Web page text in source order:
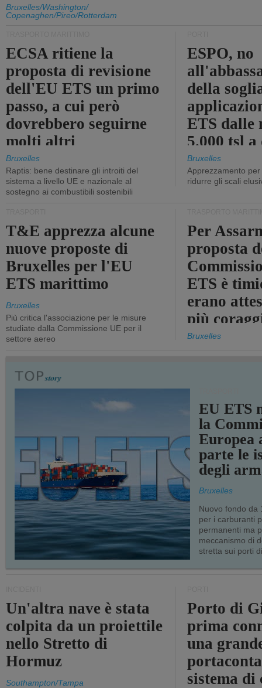
Bruxelles/Washington/
Copenaghen/Pireo/Rotterdam
ECSA ritiene la
proposta di revisione
dell'EU ETS un primo
passo, a cui però
dovrebbero seguirne
molti altri
Bruxelles
Raptis: bene destinare gli introiti del
sistema a livello UE e nazionale al
sostegno ai combustibili sostenibili
ESPO, no
della
ETS dalle
5.000 tsl
400 tsl
Bruxelles
Apprezzamento
ridurre gli scali
T&E apprezza alcune
nuove proposte di
Bruxelles per l'EU
ETS marittimo
Bruxelles
Più critica l'associazione per le misure
studiate dalla Commissione UE per il
settore aereo
Per
proposta
ETS è
erano
più
Bruxelles
EU ETS
la
Europea
parte le
degli
Bruxelles
Nuovo fondo da
per i carburanti
permanenti ma
meccanismo di
stretta sui porti
Un'altra nave è stata
colpita da un proiettile
nello Stretto di
Hormuz
Southampton/Tampa
Porto di
prima
una
sistema